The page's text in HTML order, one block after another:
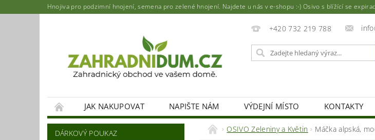
Hnojiva pro podzimní hnojení, semena pro zelené hnojení. Najdete u nás v e-shopu :-) Osivo s blížící se
+420 732 219 788
JAK NAKUPOVAT NAPIŠTE NÁM VÝDEJNÍ MÍSTO KONTAKTY
DÁRKOVÝ POUKAZ OSIVO Zeleniny a Květin Máčka alpská,